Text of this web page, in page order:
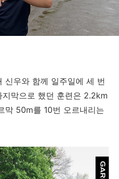
신우와 함께 일주일에 세 번
막으로 했던 훈련은 2.2km
막 50m를 10번 오르내리는